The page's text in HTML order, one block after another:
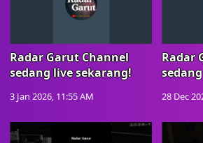
Radar Garut Channel
sedang live sekarang!
3 Jan 2026, 11:55 AM
Radar
28 Dec